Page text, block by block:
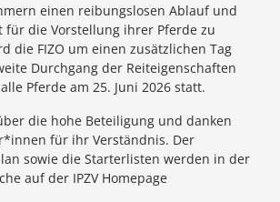
einen reibungslosen Ablauf und
für die Vorstellung ihrer Pferde zu
die FIZO um einen zusätzlichen Tag
Durchgang der Reiteigenschaften
Pferde am 25. Juni 2026 statt.
die hohe Beteiligung und danken
für ihr Verständnis. Der
sowie die Starterlisten werden in der
auf der IPZV Homepage